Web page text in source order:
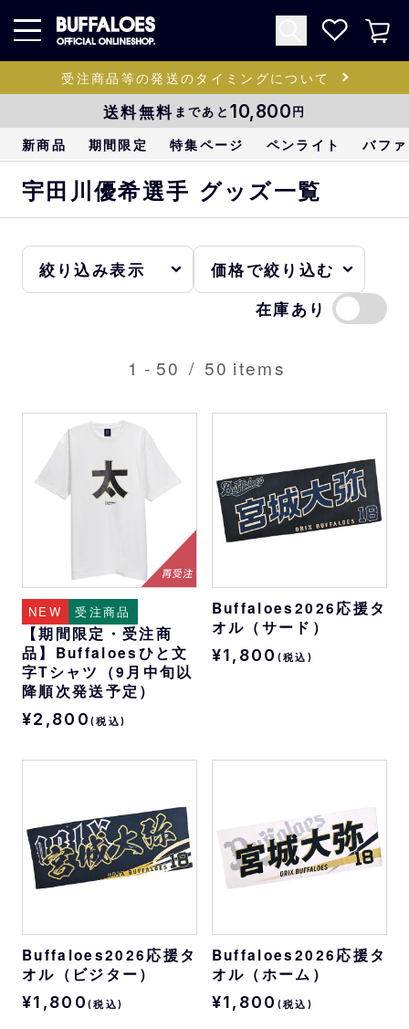
受注商品等の発送のタイミングについて
送料無料 まであと 10,800円
新商品 期間限定 特集ページ ペンライト バフ
宇田川優希選手 グッズ一覧
在庫あり
1 - 50 / 50 items
NEW 受注商品
【期間限定・受注商
品】Buffaloesひと文
字Tシャツ（9月中旬以
降順次発送予定）
¥2,800 (税込)
Buffaloes2026応援タ
オル（サード）
¥1,800 (税込)
Buffaloes2026応援タ
オル（ビジター）
¥1,800 (税込)
Buffaloes2026応援タ
オル（ホーム）
¥1,800 (税込)